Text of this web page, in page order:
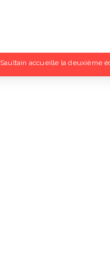
Fête de la Musique 2026 :